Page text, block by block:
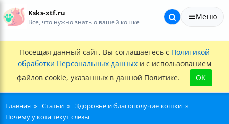
Ksks-xtf.ru
Все, что нужно знать о вашей кошке
Меню
Посещая данный сайт, Вы соглашаетесь с Политикой
обработки Персональных данных и с использованием
файлов cookie, указанных в данной Политике.
OK
Главная Статьи
Здоровье и благополучие кошки
Почему у кота текут слезы